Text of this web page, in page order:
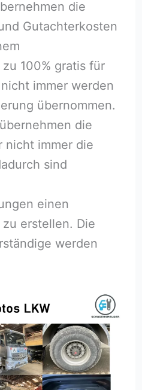
die
Gutachterkosten
100% gratis für
immer werden
übernommen.
die
nicht immer die
sind
einen
erstellen. Die
werden